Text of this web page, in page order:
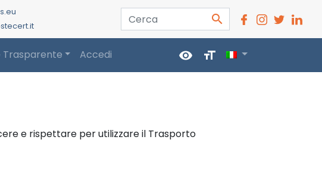
search
Trasparente Accedi visibility format_size
e rispettare per utilizzare il Trasporto